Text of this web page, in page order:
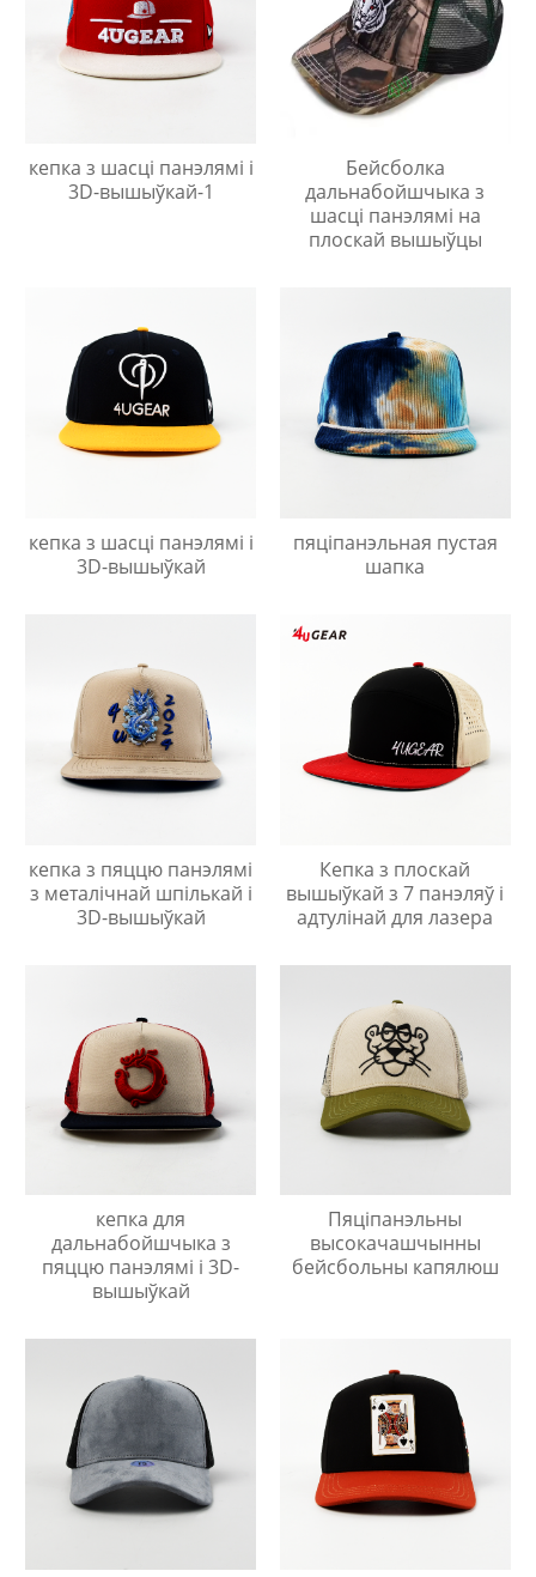
кепка з шасці панэлямі і
3D-вышыўкай-1
Бейсболка
дальнабойшчыка з
шасці панэлямі на
плоскай вышыўцы
кепка з шасці панэлямі і
3D-вышыўкай
пяціпанэльная пустая
шапка
кепка з пяццю панэлямі
з металічнай шпількай і
3D-вышыўкай
Кепка з плоскай
вышыўкай з 7 панэляў і
адтулінай для лазера
кепка для
дальнабойшчыка з
пяццю панэлямі і 3D-
вышыўкай
Пяціпанэльны
высокачашчынны
бейсбольны капялюш